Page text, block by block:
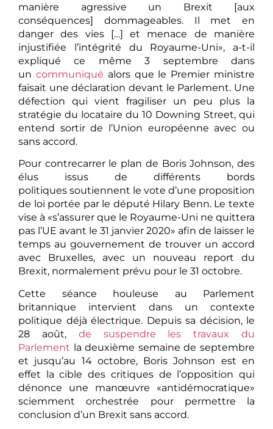
manière agressive un Brexit [aux
conséquences] dommageables. Il met en
danger des vies […] et menace de manière
injustifiée l’intégrité du Royaume-Uni», a-t-il
expliqué ce même 3 septembre dans
un communiqué alors que le Premier ministre
faisait une déclaration devant le Parlement. Une
défection qui vient fragiliser un peu plus la
stratégie du locataire du 10 Downing Street, qui
entend sortir de l’Union européenne avec ou
sans accord.
Pour contrecarrer le plan de Boris Johnson, des
élus issus de différents bords
politiques soutiennent le vote d’une proposition
de loi portée par le député Hilary Benn. Le texte
vise à «s’assurer que le Royaume-Uni ne quittera
pas l’UE avant le 31 janvier 2020» afin de laisser le
temps au gouvernement de trouver un accord
avec Bruxelles, avec un nouveau report du
Brexit, normalement prévu pour le 31 octobre.
Cette séance houleuse au Parlement
britannique intervient dans un contexte
politique déjà électrique. Depuis sa décision, le
28 août, de suspendre les travaux du
Parlement la deuxième semaine de septembre
et jusqu’au 14 octobre, Boris Johnson est en
effet la cible des critiques de l’opposition qui
dénonce une manœuvre «antidémocratique»
sciemment orchestrée pour permettre la
conclusion d’un Brexit sans accord.